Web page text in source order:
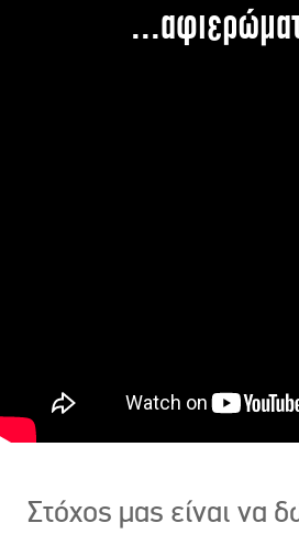
Στόχος μας είναι να